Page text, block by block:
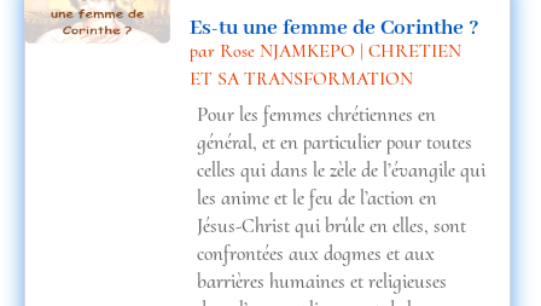
Es-tu une femme de Corinthe ?
par Rose NJAMKEPO | CHRETIEN
ET SA TRANSFORMATION
Pour les femmes chrétiennes en
général, et en particulier pour toutes
celles qui dans le zèle de l’évangile qui
les anime et le feu de l’action en
Jésus-Christ qui brûle en elles, sont
confrontées aux dogmes et aux
barrières humaines et religieuses